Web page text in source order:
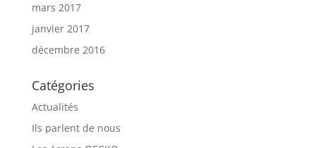
mars 2017
janvier 2017
décembre 2016
Catégories
Actualités
Ils parlent de nous